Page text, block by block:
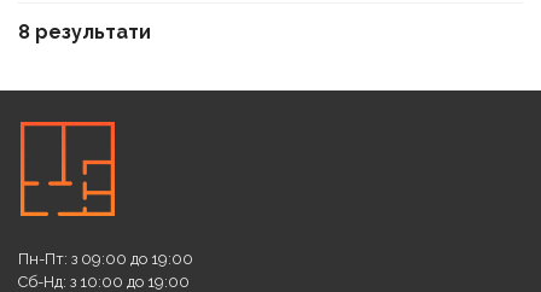
8 результати
Пн-Пт: з 09:00 до 19:00
Сб-Нд: з 10:00 до 19:00